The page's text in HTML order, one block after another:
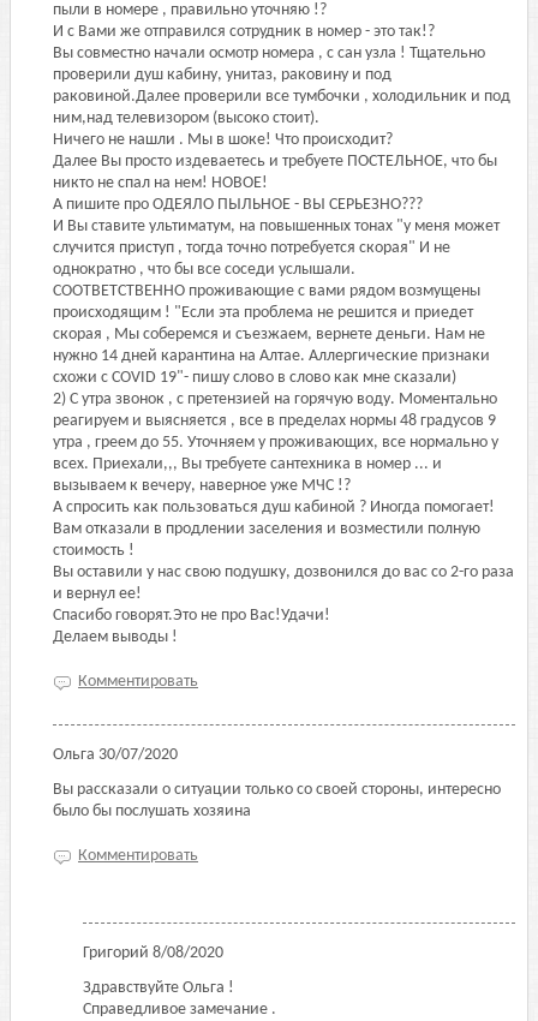
пыли в номере , правильно уточняю !?
И с Вами же отправился сотрудник в номер - это так!?
Вы совместно начали осмотр номера , с сан узла ! Тщательно
проверили душ кабину, унитаз, раковину и под
раковиной.Далее проверили все тумбочки , холодильник и под
ним,над телевизором (высоко стоит).
Ничего не нашли . Мы в шоке! Что происходит?
Далее Вы просто издеваетесь и требуете ПОСТЕЛЬНОЕ, что бы
никто не спал на нем! НОВОЕ!
А пишите про ОДЕЯЛО ПЫЛЬНОЕ - ВЫ СЕРЬЕЗНО???
И Вы ставите ультиматум, на повышенных тонах "у меня может
случится приступ , тогда точно потребуется скорая" И не
однократно , что бы все соседи услышали.
СООТВЕТСТВЕННО проживающие с вами рядом возмущены
происходящим ! "Если эта проблема не решится и приедет
скорая , Мы соберемся и съезжаем, вернете деньги. Нам не
нужно 14 дней карантина на Алтае. Аллергические признаки
схожи с COVID 19"- пишу слово в слово как мне сказали)
2) С утра звонок , с претензией на горячую воду. Моментально
реагируем и выясняется , все в пределах нормы 48 градусов 9
утра , греем до 55. Уточняем у проживающих, все нормально у
всех. Приехали,,, Вы требуете сантехника в номер ... и
вызываем к вечеру, наверное уже МЧС !?
А спросить как пользоваться душ кабиной ? Иногда помогает!
Вам отказали в продлении заселения и возместили полную
стоимость !
Вы оставили у нас свою подушку, дозвонился до вас со 2-го раза
и вернул ее!
Спасибо говорят.Это не про Вас!Удачи!
Делаем выводы !
Комментировать
Ольга 30/07/2020
Вы рассказали о ситуации только со своей стороны, интересно
было бы послушать хозяина
Комментировать
Григорий 8/08/2020
Здравствуйте Ольга !
Справедливое замечание .